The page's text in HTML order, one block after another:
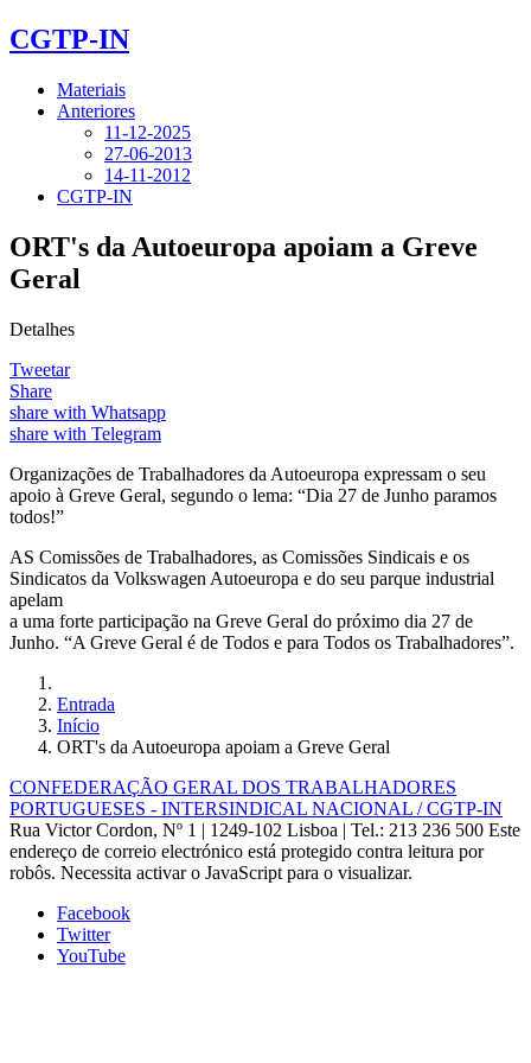
CGTP-IN
Materiais
Anteriores
11-12-2025
27-06-2013
14-11-2012
CGTP-IN
ORT's da Autoeuropa apoiam a Greve
Geral
Detalhes
Tweetar
Share
share with Whatsapp
share with Telegram
Organizações de Trabalhadores da Autoeuropa expressam o seu
apoio à Greve Geral, segundo o lema: “Dia 27 de Junho paramos
todos!”
AS Comissões de Trabalhadores, as Comissões Sindicais e os
Sindicatos da Volkswagen Autoeuropa e do seu parque industrial
apelam
a uma forte participação na Greve Geral do próximo dia 27 de
Junho. “A Greve Geral é de Todos e para Todos os Trabalhadores”.
Entrada
Início
ORT's da Autoeuropa apoiam a Greve Geral
CONFEDERAÇÃO GERAL DOS TRABALHADORES
PORTUGUESES - INTERSINDICAL NACIONAL / CGTP-IN
Rua Victor Cordon, Nº 1 | 1249-102 Lisboa | Tel.: 213 236 500 Este
endereço de correio electrónico está protegido contra leitura por
robôs. Necessita activar o JavaScript para o visualizar.
Facebook
Twitter
YouTube